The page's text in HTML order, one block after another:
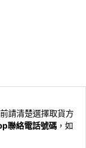
請清楚選擇取貨方
聯絡電話號碼 ，如